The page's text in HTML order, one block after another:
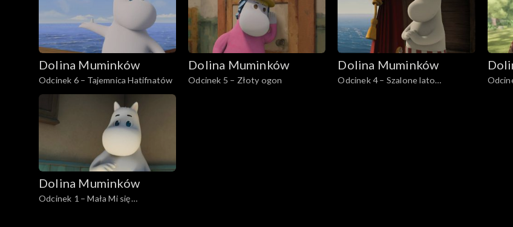
Dolina Muminków
Odcinek 6 – Tajemnica Hatifnatów
Dolina Muminków
Odcinek 5 – Złoty ogon
Dolina Muminków
Odcinek 4 – Szalone lato
Dolina Muminków
Odcinek 1 – Mała Mi się